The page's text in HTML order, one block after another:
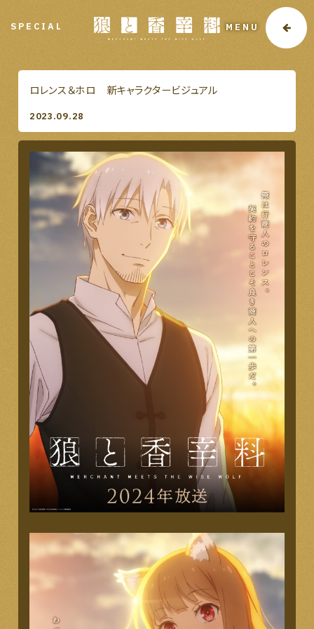
MENU
SPECIAL
2023.09.28
ロレンス＆ホロ 新キャラクタービジュアル